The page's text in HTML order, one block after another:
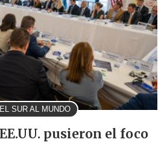
SUR AL MUNDO
pusieron el foco